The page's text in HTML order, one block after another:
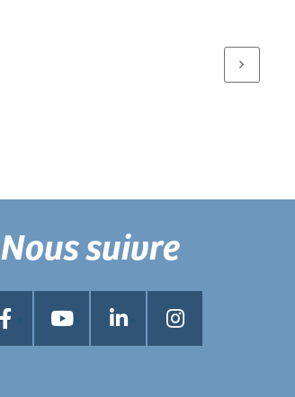
Nous suivre